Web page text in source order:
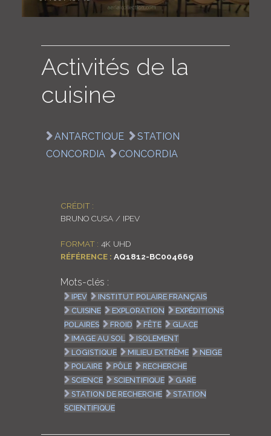
Activités de la
cuisine
ANTARCTIQUE
STATION
CONCORDIA
CONCORDIA
CRÉDIT :
BRUNO CUSA / IPEV
FORMAT : 4K UHD
RÉFÉRENCE : AQ1812-BC004669
Mots-clés :
IPEV
INSTITUT POLAIRE FRANÇAIS
CUISINE
EXPLORATION
EXPÉDITIONS
POLAIRES
FROID FÊTE
GLACE
IMAGE AU SOL
ISOLEMENT
LOGISTIQUE
MILIEU EXTRÊME
NEIGE
POLAIRE
PÔLE
RECHERCHE
SCIENCE
SCIENTIFIQUE
GARE
STATION DE RECHERCHE
STATION
SCIENTIFIQUE